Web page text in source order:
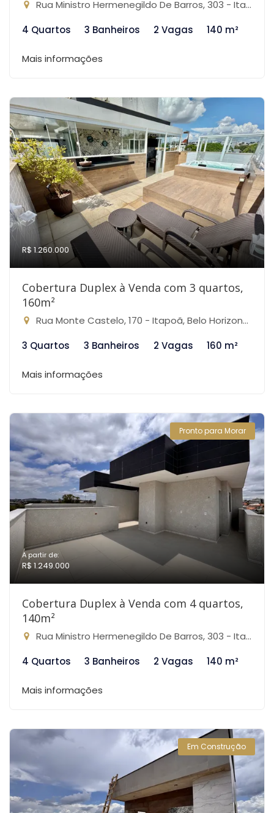
Rua Ministro Hermenegildo De Barros, 303 - Itapoã, Belo Horizonte-MG
4 Quartos
3 Banheiros 2 Vagas 140 m²
Mais informações
R$ 1.260.000
Cobertura Duplex à Venda com 3 quartos,
160m²
Rua Monte Castelo, 170 - Itapoã, Belo Horizonte-MG
3 Quartos
3 Banheiros 2 Vagas 160 m²
Mais informações
Pronto para Morar
A partir de:
R$ 1.249.000
Cobertura Duplex à Venda com 4 quartos,
140m²
Rua Ministro Hermenegildo De Barros, 303 - Itapoã, Belo Horizonte-MG
4 Quartos
3 Banheiros 2 Vagas 140 m²
Mais informações
Em Construção